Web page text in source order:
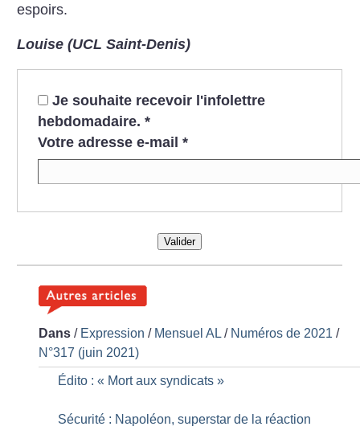
espoirs.
Louise (UCL Saint-Denis)
Je souhaite recevoir l'infolettre
hebdomadaire. *
Votre adresse e-mail *
Valider
Dans / Expression / Mensuel AL / Numéros de 2021 /
N°317 (juin 2021)
Édito : « Mort aux syndicats »
Sécurité : Napoléon, superstar de la réaction